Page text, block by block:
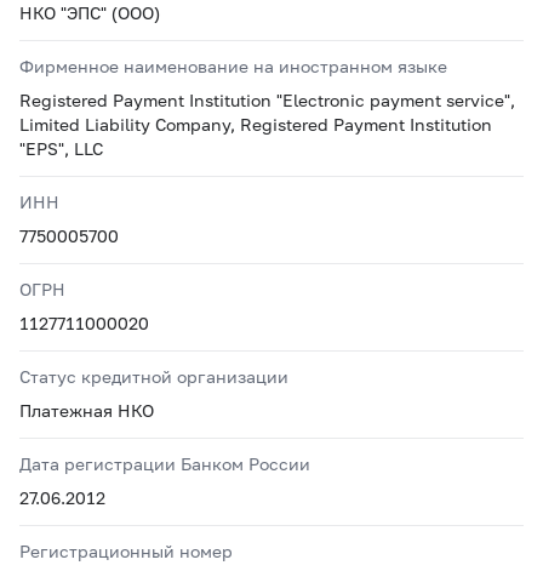
НКО "ЭПС" (ООО)
Фирменное наименование на иностранном языке
Registered Payment Institution "Electronic payment service",
Limited Liability Company, Registered Payment Institution
"EPS", LLC
ИНН
7750005700
ОГРН
1127711000020
Статус кредитной организации
Платежная НКО
Дата регистрации Банком России
27.06.2012
Регистрационный номер